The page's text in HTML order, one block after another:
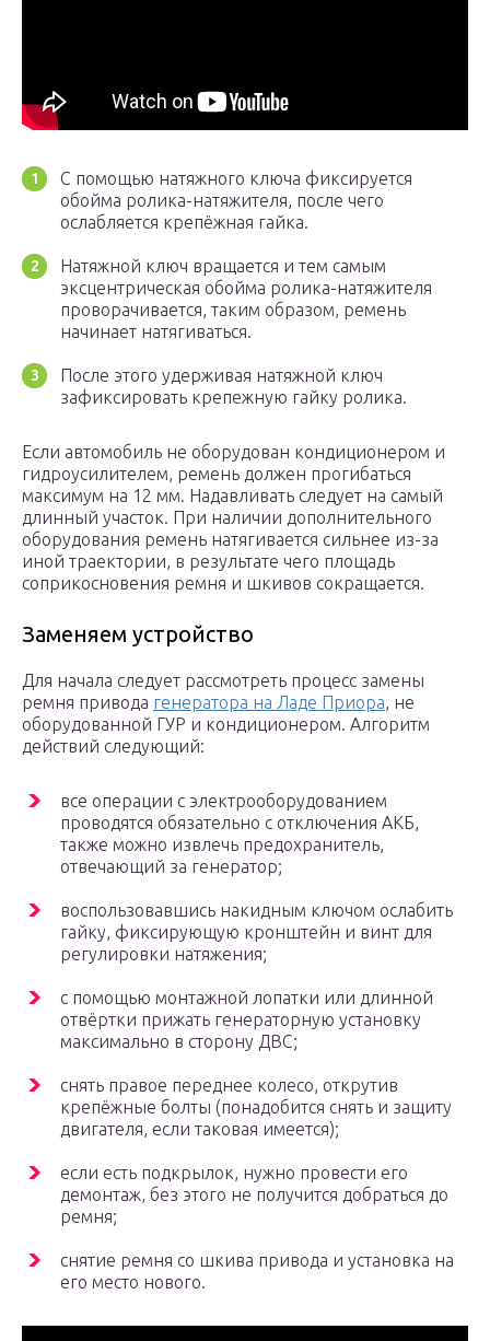
С помощью натяжного ключа фиксируется
обойма ролика-натяжителя, после чего
ослабляется крепёжная гайка.
Натяжной ключ вращается и тем самым
эксцентрическая обойма ролика-натяжителя
проворачивается, таким образом, ремень
начинает натягиваться.
После этого удерживая натяжной ключ
зафиксировать крепежную гайку ролика.
Если автомобиль не оборудован кондиционером и
гидроусилителем, ремень должен прогибаться
максимум на 12 мм. Надавливать следует на самый
длинный участок. При наличии дополнительного
оборудования ремень натягивается сильнее из-за
иной траектории, в результате чего площадь
соприкосновения ремня и шкивов сокращается.
Заменяем устройство
Для начала следует рассмотреть процесс замены
ремня привода генератора на Ладе Приора, не
оборудованной ГУР и кондиционером. Алгоритм
действий следующий:
все операции с электрооборудованием
проводятся обязательно с отключения АКБ,
также можно извлечь предохранитель,
отвечающий за генератор;
воспользовавшись накидным ключом ослабить
гайку, фиксирующую кронштейн и винт для
регулировки натяжения;
с помощью монтажной лопатки или длинной
отвёртки прижать генераторную установку
максимально в сторону ДВС;
снять правое переднее колесо, открутив
крепёжные болты (понадобится снять и защиту
двигателя, если таковая имеется);
если есть подкрылок, нужно провести его
демонтаж, без этого не получится добраться до
ремня;
снятие ремня со шкива привода и установка на
его место нового.